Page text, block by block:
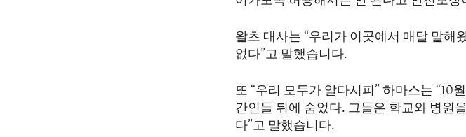
왈츠 대사는 “우리가 이곳에서 매달 말해
없다”고 말했습니다.
또 “우리 모두가 알다시피” 하마스는 “10
간인들 뒤에 숨었다. 그들은 학교와 병원
다”고 말했습니다.